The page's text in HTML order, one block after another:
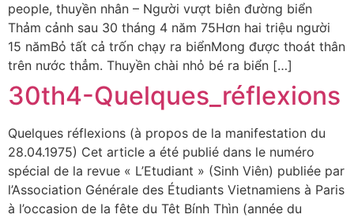
people, thuyền nhân – Người vượt biên đường biển​
Thảm cảnh sau 30 tháng 4 năm 75Hơn hai triệu người
15 nămBỏ tất cả trốn chạy ra biểnMong được thoát thân
trên nước thẳm. Thuyền chài nhỏ bé ra biển […]
30th4-Quelques_réflexions
Quelques réflexions (à propos de la manifestation du
28.04.1975) Cet article a été publié dans le numéro
spécial de la revue « L’Etudiant » (Sinh Viên) publiée par
l’Association Générale des Étudiants Vietnamiens à Paris
à l’occasion de la fête du Têt Bính Thìn (année du